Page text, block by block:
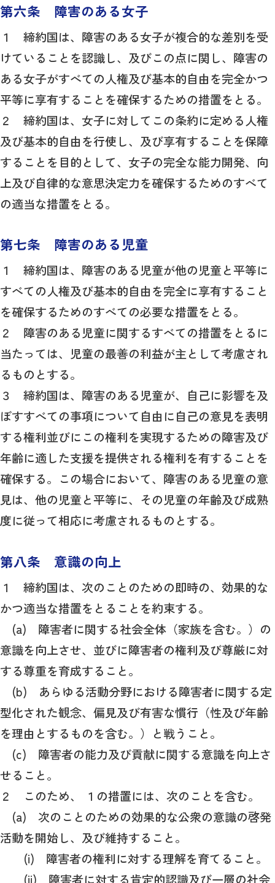
第六条 障害のある女子
１ 締約国は、障害のある女子が複合的な差別を受
けていることを認識し、及びこの点に関し、障害の
ある女子がすべての人権及び基本的自由を完全かつ
平等に享有することを確保するための措置をとる。
２ 締約国は、女子に対してこの条約に定める人権
及び基本的自由を行使し、及び享有することを保障
することを目的として、女子の完全な能力開発、向
上及び自律的な意思決定力を確保するためのすべて
の適当な措置をとる。
第七条 障害のある児童
１ 締約国は、障害のある児童が他の児童と平等に
すべての人権及び基本的自由を完全に享有すること
を確保するためのすべての必要な措置をとる。
２ 障害のある児童に関するすべての措置をとるに
当たっては、児童の最善の利益が主として考慮され
るものとする。
３ 締約国は、障害のある児童が、自己に影響を及
ぼすすべての事項について自由に自己の意見を表明
する権利並びにこの権利を実現するための障害及び
年齢に適した支援を提供される権利を有することを
確保する。この場合において、障害のある児童の意
見は、他の児童と平等に、その児童の年齢及び成熟
度に従って相応に考慮されるものとする。
第八条 意識の向上
１ 締約国は、次のことのための即時の、効果的な
かつ適当な措置をとることを約束する。
(a) 障害者に関する社会全体（家族を含む。）の
意識を向上させ、並びに障害者の権利及び尊厳に対
する尊重を育成すること。
(b) あらゆる活動分野における障害者に関する定
型化された観念、偏見及び有害な慣行（性及び年齢
を理由とするものを含む。）と戦うこと。
(c) 障害者の能力及び貢献に関する意識を向上さ
せること。
２ このため、 １の措置には、次のことを含む。
(a) 次のことのための効果的な公衆の意識の啓発
活動を開始し、及び維持すること。
(i) 障害者の権利に対する理解を育てること。
(ii) 障害者に対する肯定的認識及び一層の社会